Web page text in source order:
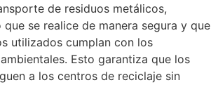
de residuos metálicos,
que se realice de manera segura y que
utilizados cumplan con los
Esto garantiza que los
a los centros de reciclaje sin